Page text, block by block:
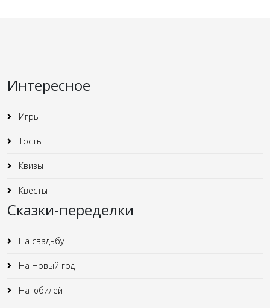
Интересное
Игры
Тосты
Квизы
Квесты
Сказки-переделки
На свадьбу
На Новый год
На юбилей